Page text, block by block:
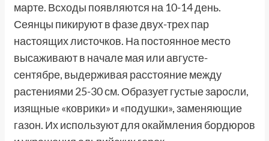
марте. Всходы появляются на 10-14 день.
Сеянцы пикируют в фазе двух-трех пар
настоящих листочков. На постоянное место
высаживают в начале мая или августе-
сентябре, выдерживая расстояние между
растениями 25-30 см. Образует густые заросли,
изящные «коври­ки» и «подушки», заменяющие
газон. Их используют для окаймления бордюров